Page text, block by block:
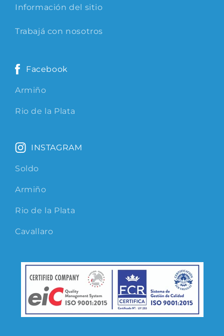
Información del sitio
Trabajá con nosotros
Facebook
Armiño
Rio de la Plata
INSTAGRAM
Soldo
Armiño
Rio de la Plata
Cavallaro